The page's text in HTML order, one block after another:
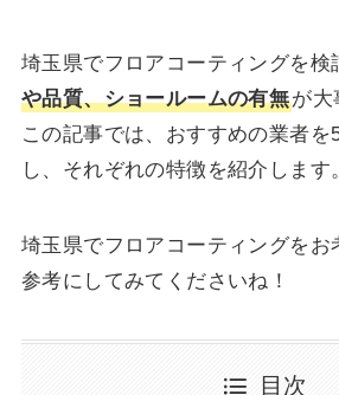
埼玉県でフロアコーティングを検
や品質、ショールームの有無が大
この記事では、おすすめの業者を
し、それぞれの特徴を紹介します。
埼玉県でフロアコーティングをお
参考にしてみてくださいね！
目次